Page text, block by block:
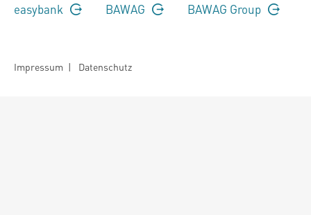
easybank BAWAG BAWAG Group
Impressum | Datenschutz